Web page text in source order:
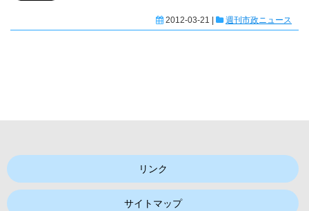
2012-03-21 | 週刊市政ニュース
リンク
サイトマップ